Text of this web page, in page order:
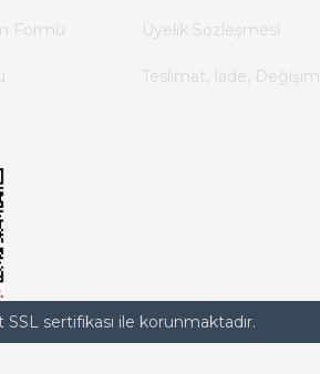
Formu Üyelik Sözleşmesi
Teslimat, İade, Değişim
SSL sertifikası ile korunmaktadır.